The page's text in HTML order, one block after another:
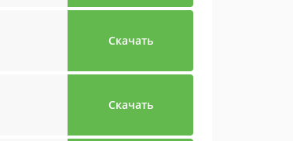
Скачать
Скачать